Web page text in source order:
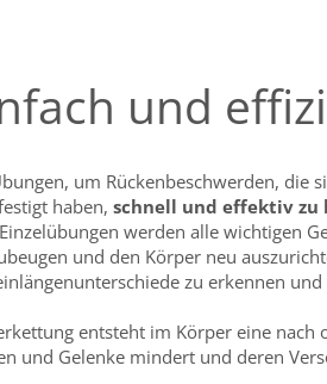
und
um Rückenbeschwerden, die
haben, schnell und effektiv zu
werden alle wichtigen
und den Körper neu
zu erkennen
entsteht im Körper eine nach
und Gelenke mindert und deren